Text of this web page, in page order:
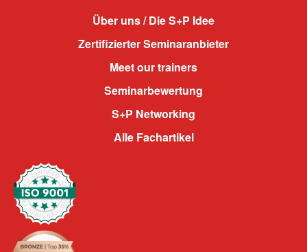
Über uns / Die S+P Idee
Zertifizierter Seminaranbieter
Meet our trainers
Seminarbewertung
S+P Networking
Alle Fachartikel